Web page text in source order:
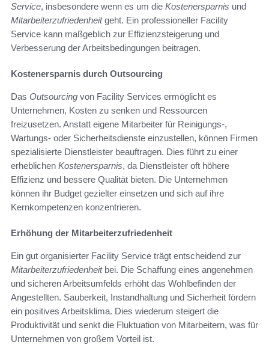
Service, insbesondere wenn es um die Kostenersparnis und
Mitarbeiterzufriedenheitgeht. Ein professioneller Facility
Service kann maßgeblich zur Effizienzsteigerung und
Verbesserung der Arbeitsbedingungen beitragen.
Kostenersparnis durch Outsourcing
Das Outsourcing von Facility Services ermöglicht es
Unternehmen, Kosten zu senken und Ressourcen
freizusetzen. Anstatt eigene Mitarbeiter für Reinigungs-,
Wartungs- oder Sicherheitsdienste einzustellen, können Firmen
spezialisierte Dienstleister beauftragen. Dies führt zu einer
erheblichen Kostenersparnis, da Dienstleister oft höhere
Effizienz und bessere Qualität bieten. Die Unternehmen
können ihr Budget gezielter einsetzen und sich auf ihre
Kernkompetenzen konzentrieren.
Erhöhung der Mitarbeiterzufriedenheit
Ein gut organisierter Facility Service trägt entscheidend zur
Mitarbeiterzufriedenheitbei. Die Schaffung eines angenehmen
und sicheren Arbeitsumfelds erhöht das Wohlbefinden der
Angestellten. Sauberkeit, Instandhaltung und Sicherheit fördern
ein positives Arbeitsklima. Dies wiederum steigert die
Produktivität und senkt die Fluktuation von Mitarbeitern, was für
Unternehmen von großem Vorteil ist.